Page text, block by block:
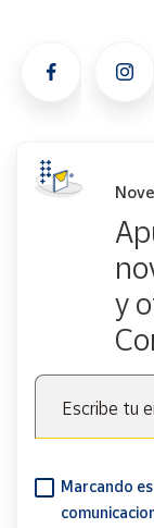
y
Escribe tu
Marcando